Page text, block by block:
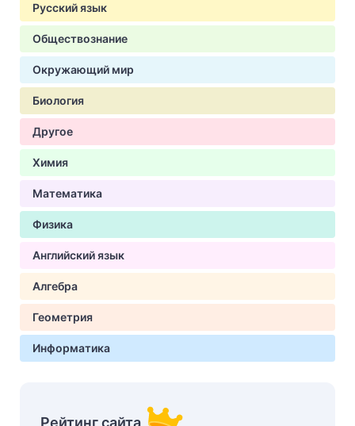
Русский язык
Обществознание
Окружающий мир
Биология
Другое
Химия
Математика
Физика
Английский язык
Алгебра
Геометрия
Информатика
Рейтинг сайта